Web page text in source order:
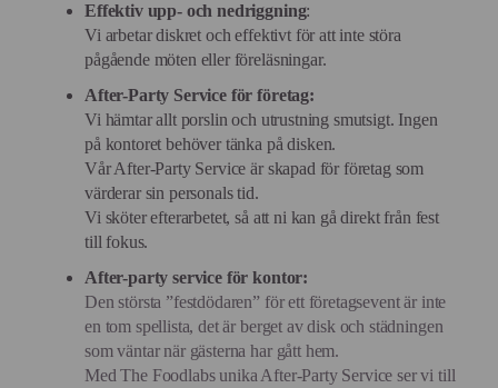
Effektiv upp- och nedriggning:
Vi arbetar diskret och effektivt för att inte störa
pågående möten eller föreläsningar.
After-Party Service för företag:
Vi hämtar allt porslin och utrustning smutsigt. Ingen
på kontoret behöver tänka på disken.
Vår After-Party Service är skapad för företag som
värderar sin personals tid.
Vi sköter efterarbetet, så att ni kan gå direkt från fest
till fokus.
After-party service för kontor:
Den största ”festdödaren” för ett företagsevent är inte
en tom spellista, det är berget av disk och städningen
som väntar när gästerna har gått hem.
Med The Foodlabs unika After-Party Service ser vi till